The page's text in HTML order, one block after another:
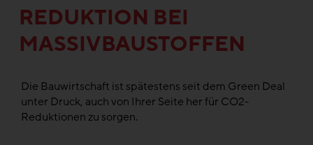
REDUKTION BEI
MASSIVBAUSTOFFEN
Die Bauwirtschaft ist spätestens seit dem Green Deal
unter Druck, auch von Ihrer Seite her für CO2-
Reduktionen zu sorgen.